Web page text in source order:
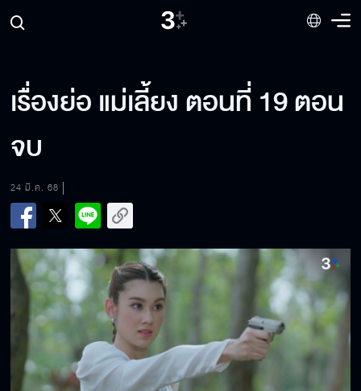
เรื่องย่อ แม่เลี้ยง ตอนที่ 19 ตอน
จบ
24 มี.ค. 68